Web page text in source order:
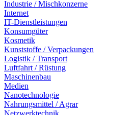
Industrie / Mischkonzerne
Internet
IT-Dienstleistungen
Konsumgüter
Kosmetik
Kunststoffe / Verpackungen
Logistik / Transport
Luftfahrt / Rüstung
Maschinenbau
Medien
Nanotechnologie
Nahrungsmittel / Agrar
Netzwerktechnik